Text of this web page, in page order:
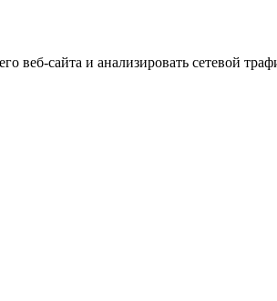
веб-сайта и анализировать сетевой